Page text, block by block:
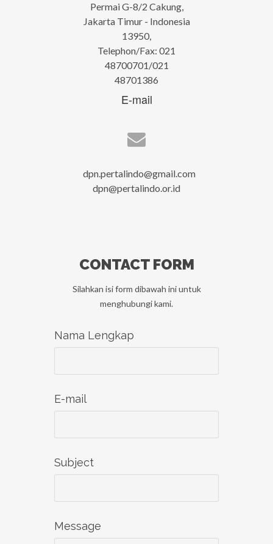
Permai G-8/2 Cakung,
Jakarta Timur - Indonesia
13950,
Telephon/Fax: 021
48700701/021
48701386
E-mail
dpn.pertalindo@gmail.com
dpn@pertalindo.or.id
CONTACT FORM
Silahkan isi form dibawah ini untuk
menghubungi kami.
Nama Lengkap
E-mail
Subject
Message